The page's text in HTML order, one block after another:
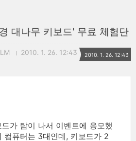
대나무 키보드' 무료 체험단
2010. 1. 26. 12:43 2010. 1. 26. 12:43
가 탐이 나서 이벤트에 응모했
컴퓨터는 3대인데, 키보드가 2